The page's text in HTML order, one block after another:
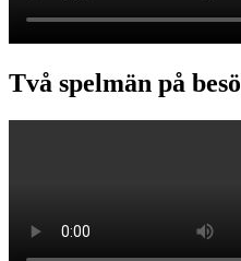
Två spelmän på